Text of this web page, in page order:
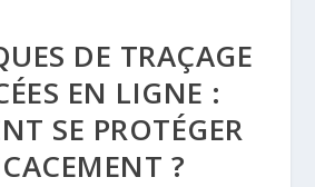
DE TRAÇAGE
EN LIGNE :
SE PROTÉGER
?